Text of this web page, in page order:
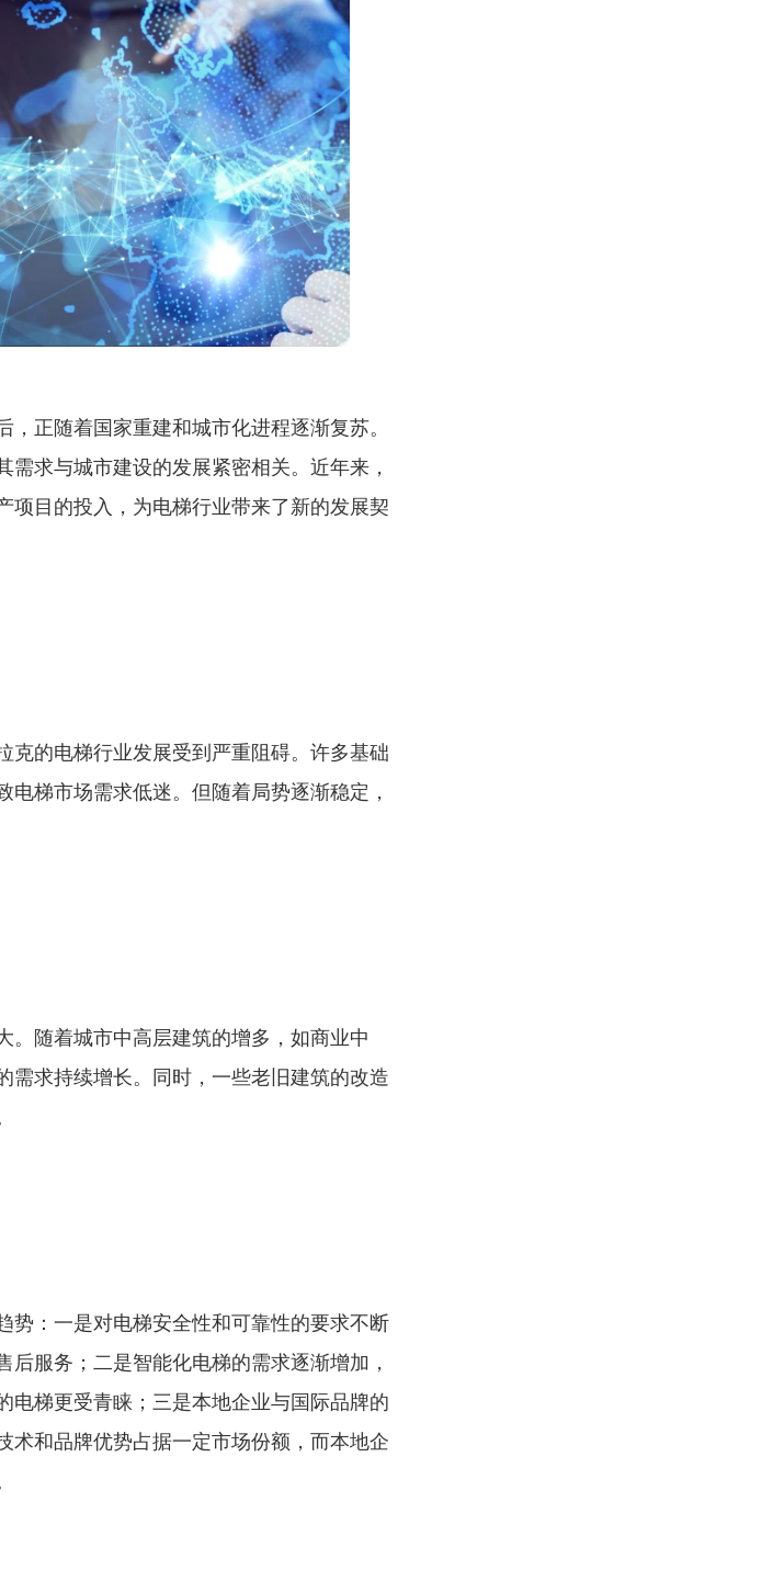
正随着国家重建和城市化进程逐渐复苏。
求与城市建设的发展紧密相关。近年来，
项目的投入，为电梯行业带来了新的发展契
克的电梯行业发展受到严重阻碍。许多基础
梯市场需求低迷。但随着局势逐渐稳定，
。随着城市中高层建筑的增多，如商业中
需求持续增长。同时，一些老旧建筑的改造
势：一是对电梯安全性和可靠性的要求不断
服务；二是智能化电梯的需求逐渐增加，
电梯更受青睐；三是本地企业与国际品牌的
术和品牌优势占据一定市场份额，而本地企